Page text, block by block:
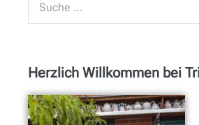
Herzlich Willkommen bei